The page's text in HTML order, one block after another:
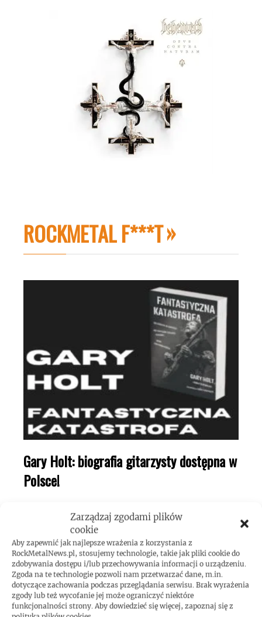
Zarządzaj zgodami plików
cookie
Aby zapewnić jak najlepsze wrażenia z korzystania z
RockMetalNews.pl, stosujemy technologie, takie jak pliki cookie do
zdobywania dostępu i/lub przechowywania informacji o urządzeniu.
Zgoda na te technologie pozwoli nam przetwarzać dane, m.in.
dotyczące zachowania podczas przeglądania serwisu. Brak wyrażenia
zgody lub też wycofanie jej może ograniczyć niektóre
funkcjonalności strony. Aby dowiedzieć się więcej, zapoznaj się z
ROCKMETAL F***T
Gary Holt: biografia gitarzysty dostępna w
Polsce!